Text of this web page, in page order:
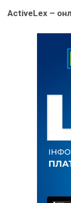
ActiveLex –